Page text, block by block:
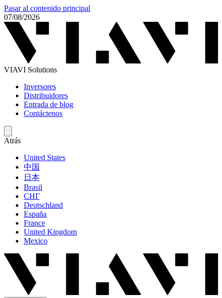
Pasar al contenido principal
07/08/2026
VIAVI Solutions
Inversores
Distribuidores
Entrada de blog
Contáctenos
Atrás
United States
中国
日本
Brasil
СНГ
Deutschland
España
France
United Kingdom
Mexico